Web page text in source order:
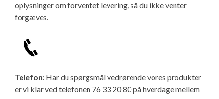
oplysninger om forventet levering, så du ikke venter
forgæves.
Telefon: Har du spørgsmål vedrørende vores produkter
er vi klar ved telefonen 76 33 20 80 på hverdage mellem